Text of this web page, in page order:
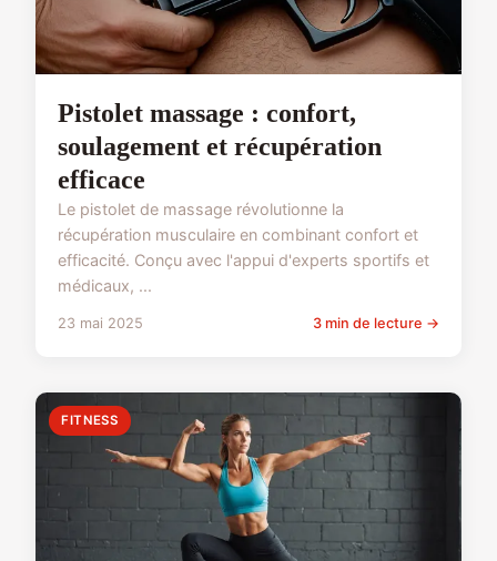
Pistolet massage : confort,
soulagement et récupération
efficace
Le pistolet de massage révolutionne la
récupération musculaire en combinant confort et
efficacité. Conçu avec l'appui d'experts sportifs et
médicaux, ...
23 mai 2025 3 min de lecture →
FITNESS